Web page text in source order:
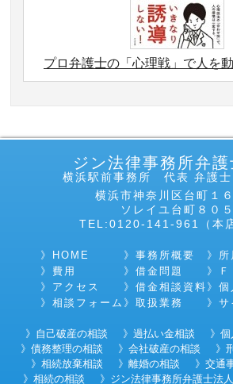
プロ弁護士の「心理戦」で人を
ジン法律事務所弁護
横浜駅前事務所 代表 弁護士
横浜市神奈川区台町１６
ソレイユ台町８０５
TEL:0120-141-961（本店
HOME
費用
アクセス
相談フォーム
事務所概要
借金問題
借金相談資料
取扱業務
所
Ｆ
個
サ
自己破産の相談 過払い金相談
個
債務整理の相談
会社破産の相談
相続放棄相談
離婚の相談
交通
相続の相談
ジン法律事務所弁護士法